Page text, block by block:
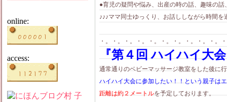
●育児の疑問や悩み、出産の時の話、趣味の
♪♪♪ママ同士ゆっくり、お話ししながら時間
・。・。・。・。・。・。・。・。・。・。
『第４回 ハイハイ大
通常通りのベビーマッサージ教室をした後に
ハイハイ大会に参加したい！！という親子は
距離は約２メートルを予定しております。
online:
access: